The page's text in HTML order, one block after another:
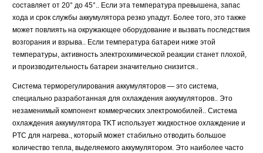
составляет от 20° до 45°.. Если эта температура превышена, запас
хода и срок службы аккумулятора резко упадут. Более того, это также
может повлиять на окружающее оборудование и вызвать последствия
возгорания и взрыва.. Если температура батареи ниже этой
температуры, активность электрохимической реакции станет плохой,
и производительность батареи значительно снизится..
Система терморегулирования аккумуляторов — это система,
специально разработанная для охлаждения аккумуляторов.. Это
незаменимый компонент коммерческих электромобилей.. Система
охлаждения аккумулятора TKT использует жидкостное охлаждение и
PTC для нагрева., который может стабильно отводить большое
количество тепла, выделяемого аккумулятором. Это наиболее часто